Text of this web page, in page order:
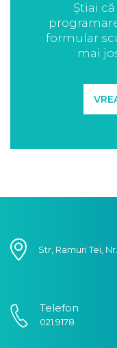
Știai
formular
mai
Str, Ramuri Tei,
Telefon
021.9178